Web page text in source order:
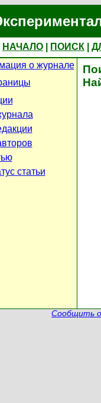
НАЧАЛО ПОИСК
о журнале
статьи
Сообщить о